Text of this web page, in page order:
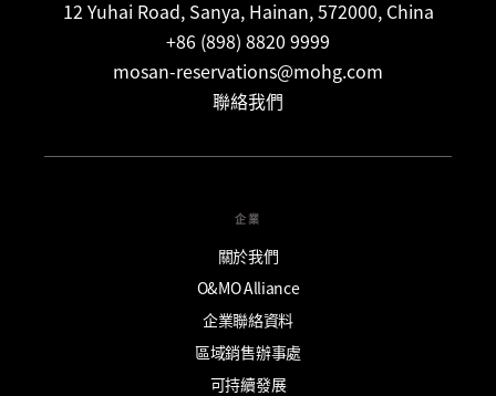
12 Yuhai Road, Sanya, Hainan, 572000, China
+86 (898) 8820 9999
mosan-reservations@mohg.com
聯絡我們
企業
關於我們
O&MO Alliance
企業聯絡資料
區域銷售辦事處
可持續發展